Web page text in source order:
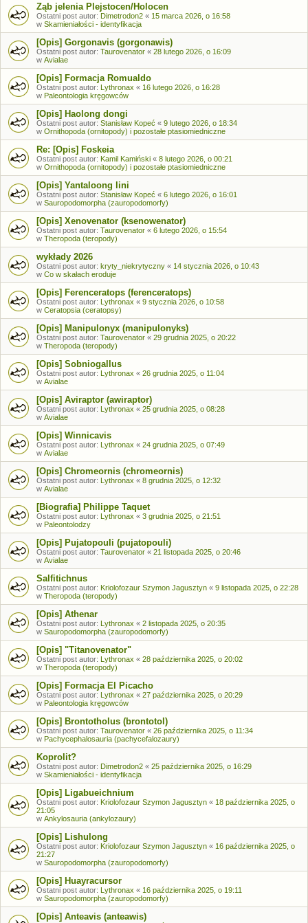
Ząb jelenia Plejstocen/Holocen
Ostatni post autor: Dimetrodon2 « 15 marca 2026, o 16:58
w Skamieniałości - identyfikacja
[Opis] Gorgonavis (gorgonawis)
Ostatni post autor: Taurovenator « 28 lutego 2026, o 16:09
w Avialae
[Opis] Formacja Romualdo
Ostatni post autor: Lythronax « 16 lutego 2026, o 16:28
w Paleontologia kręgowców
[Opis] Haolong dongi
Ostatni post autor: Stanisław Kopeć « 9 lutego 2026, o 18:34
w Ornithopoda (ornitopody) i pozostałe ptasiomiedniczne
Re: [Opis] Foskeia
Ostatni post autor: Kamil Kamiński « 8 lutego 2026, o 00:21
w Ornithopoda (ornitopody) i pozostałe ptasiomiedniczne
[Opis] Yantaloong lini
Ostatni post autor: Stanisław Kopeć « 6 lutego 2026, o 16:01
w Sauropodomorpha (zauropodomorfy)
[Opis] Xenovenator (ksenowenator)
Ostatni post autor: Taurovenator « 6 lutego 2026, o 15:54
w Theropoda (teropody)
wykłady 2026
Ostatni post autor: kryty_niekrytyczny « 14 stycznia 2026, o 10:43
w Co w skałach eroduje
[Opis] Ferenceratops (ferenceratops)
Ostatni post autor: Lythronax « 9 stycznia 2026, o 10:58
w Ceratopsia (ceratopsy)
[Opis] Manipulonyx (manipulonyks)
Ostatni post autor: Taurovenator « 29 grudnia 2025, o 20:22
w Theropoda (teropody)
[Opis] Sobniogallus
Ostatni post autor: Lythronax « 26 grudnia 2025, o 11:04
w Avialae
[Opis] Aviraptor (awiraptor)
Ostatni post autor: Lythronax « 25 grudnia 2025, o 08:28
w Avialae
[Opis] Winnicavis
Ostatni post autor: Lythronax « 24 grudnia 2025, o 07:49
w Avialae
[Opis] Chromeornis (chromeornis)
Ostatni post autor: Lythronax « 8 grudnia 2025, o 12:32
w Avialae
[Biografia] Philippe Taquet
Ostatni post autor: Lythronax « 3 grudnia 2025, o 21:51
w Paleontolodzy
[Opis] Pujatopouli (pujatopouli)
Ostatni post autor: Taurovenator « 21 listopada 2025, o 20:46
w Avialae
Salfitichnus
Ostatni post autor: Kriolofozaur Szymon Jagusztyn « 9 listopada 2025, o 22:28
w Theropoda (teropody)
[Opis] Athenar
Ostatni post autor: Lythronax « 2 listopada 2025, o 20:35
w Sauropodomorpha (zauropodomorfy)
[Opis] "Titanovenator"
Ostatni post autor: Lythronax « 28 października 2025, o 20:02
w Theropoda (teropody)
[Opis] Formacja El Picacho
Ostatni post autor: Lythronax « 27 października 2025, o 20:29
w Paleontologia kręgowców
[Opis] Brontotholus (brontotol)
Ostatni post autor: Taurovenator « 26 października 2025, o 11:34
w Pachycephalosauria (pachycefalozaury)
Koprolit?
Ostatni post autor: Dimetrodon2 « 25 października 2025, o 16:29
w Skamieniałości - identyfikacja
[Opis] Ligabueichnium
Ostatni post autor: Kriolofozaur Szymon Jagusztyn « 18 października 2025, o
21:05
w Ankylosauria (ankylozaury)
[Opis] Lishulong
Ostatni post autor: Kriolofozaur Szymon Jagusztyn « 16 października 2025, o
21:27
w Sauropodomorpha (zauropodomorfy)
[Opis] Huayracursor
Ostatni post autor: Lythronax « 16 października 2025, o 19:11
w Sauropodomorpha (zauropodomorfy)
[Opis] Anteavis (anteawis)